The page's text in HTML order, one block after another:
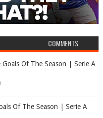
COMMENTS
Goals Of The Season | Serie A
Of The Season | Serie A